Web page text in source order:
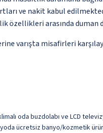
ve nakit kabul
özellikleri arasında duman
varışta misafirleri
oda buzdolabı ve LCD
ücretsiz banyo/kozmetik